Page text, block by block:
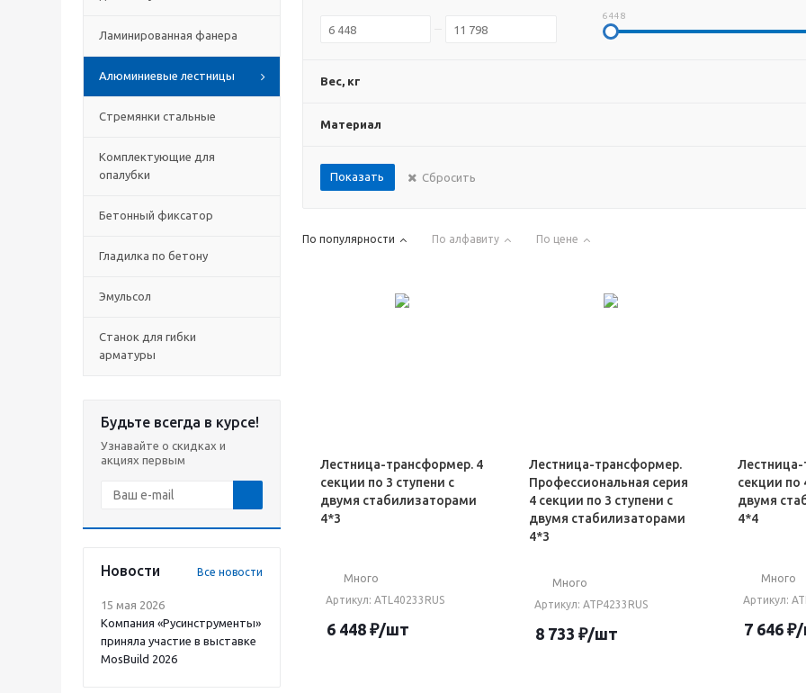
Ламинированная фанера
Алюминиевые лестницы
Стремянки стальные
Комплектующие для
опалубки
Бетонный фиксатор
Гладилка по бетону
Эмульсол
Станок для гибки
арматуры
Будьте всегда в курсе!
Узнавайте о скидках и
акциях первым
Новости Все новости
15 мая 2026
Компания «Русинструменты»
приняла участие в выставке
MosBuild 2026
6 448
Вес, кг
Материал
Показать Сбросить
По популярности По алфавиту По цене
Лестница-трансформер. 4
секции по 3 ступени c
двумя стабилизаторами
4*3
Много
Артикул: АТL40233RUS
6 448 ₽/шт
Лестница-трансформер.
Профессиональная серия
4 секции по 3 ступени с
двумя стабилизаторами
4*3
Много
Артикул: ATP4233RUS
8 733 ₽/шт
секции по
двумя
4*4
Много
Артикул:
7 646 ₽/